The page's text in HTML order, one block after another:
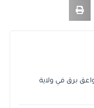
برق في ولاية